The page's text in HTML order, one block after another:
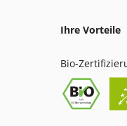
Ihre Vorteile
Bio-